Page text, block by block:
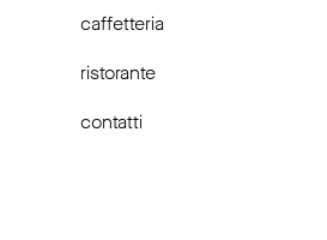
caffetteria
ristorante
contatti